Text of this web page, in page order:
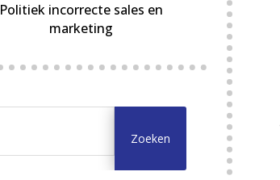
Politiek incorrecte sales en
marketing